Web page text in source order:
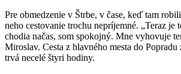
Pre obmedzenie v Štrbe, v čase, keď tam
neho cestovanie trochu nepríjemné. „Teraz je
chodia načas, som spokojný. Mne vyhovuje
Miroslav. Cesta z hlavného mesta do
trvá necelé štyri hodiny.